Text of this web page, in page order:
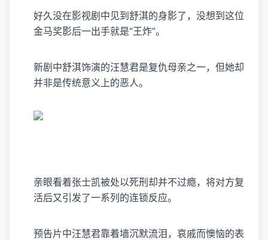
好久没在影视剧中见到舒淇的身影了，没想到这位
金马奖影后一出手就是“王炸”。
新剧中舒淇饰演的汪慧君是复仇母亲之一，但她却
并非是传统意义上的恶人。
亲眼看着张士凯被处以死刑却并不过瘾，将对方复
活后又引发了一系列的连锁反应。
预告片中汪慧君靠着墙沉默流泪，哀戚而懊恼的表